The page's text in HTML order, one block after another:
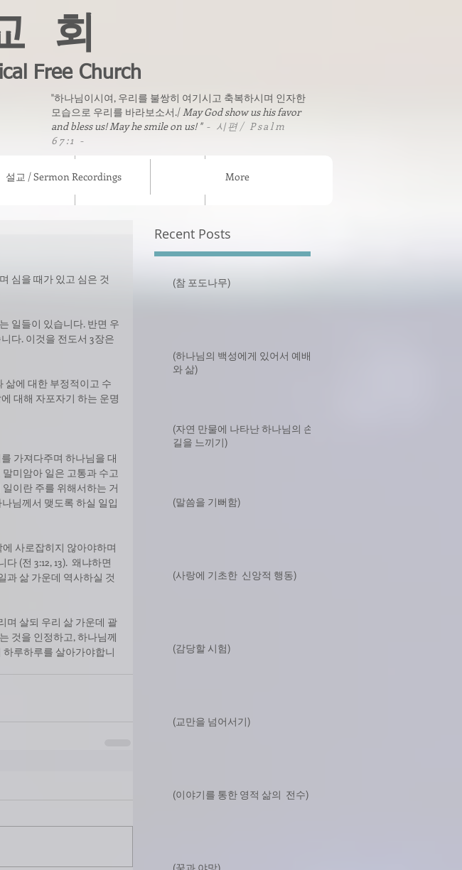
회
Free Church
"하나님이시여, 우리를 불쌍히 여기시고 축복하시며 인자한
모습으로 우리를 바라보소서./May God show us his favor
and bless us! May he smile on us! " - 시편/ Psalm
67:1 -
칼럼/ Column 선교소식/ Mission News 연락처 / Contact
설교 / Sermon Recordings More
심을 때가 있고 심은 것
일들이 있습니다. 반면 우
다. 이것을 전도서 3장은
삶에 대한 부정적이고 수
대해 자포자기 하는 운명
가져다주며 하나님을 대
미암아 일은 고통과 수고
이란 주를 위해서하는 거
님께서 맺도록 하실 일입
사로잡히지 않아야하며
(전 3:12, 13).  왜냐하면
과 삶 가운데 역사하실 것
며 살되 우리 삶 가운데 괄
것을 인정하고, 하나님께
루하루를 살아가야합니
Recent Posts
(참 포도나무)
(하나님의 백성에게 있어서 예배
와 삶)
(자연 만물에 나타난 하나님의 손
길을 느끼기)
(말씀을 기뻐함)
(사랑에 기초한 신앙적 행동)
(감당할 시험)
(교만을 넘어서기)
(이야기를 통한 영적 삶의 전수)